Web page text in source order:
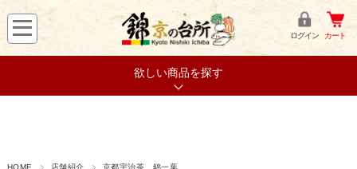
ログイン カート
欲しい商品を探す
HOME 店舗紹介 京都宇治茶 錦一葉